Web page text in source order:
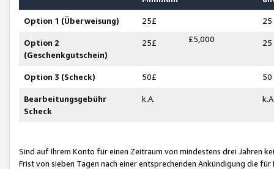
Option 1 (Überweisung) 25£ 25
Option 2
(Geschenkgutschein)
25£ £5,000 25
Option 3 (Scheck) 50£ 50
Bearbeitungsgebühr
Scheck
k.A.
Sind auf Ihrem Konto für einen Zeitraum von mindestens drei Jahren
Frist von sieben Tagen nach einer entsprechenden Ankündigung die